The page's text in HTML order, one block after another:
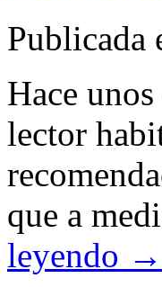
Publicada
Hace
lector
que a
leyendo →